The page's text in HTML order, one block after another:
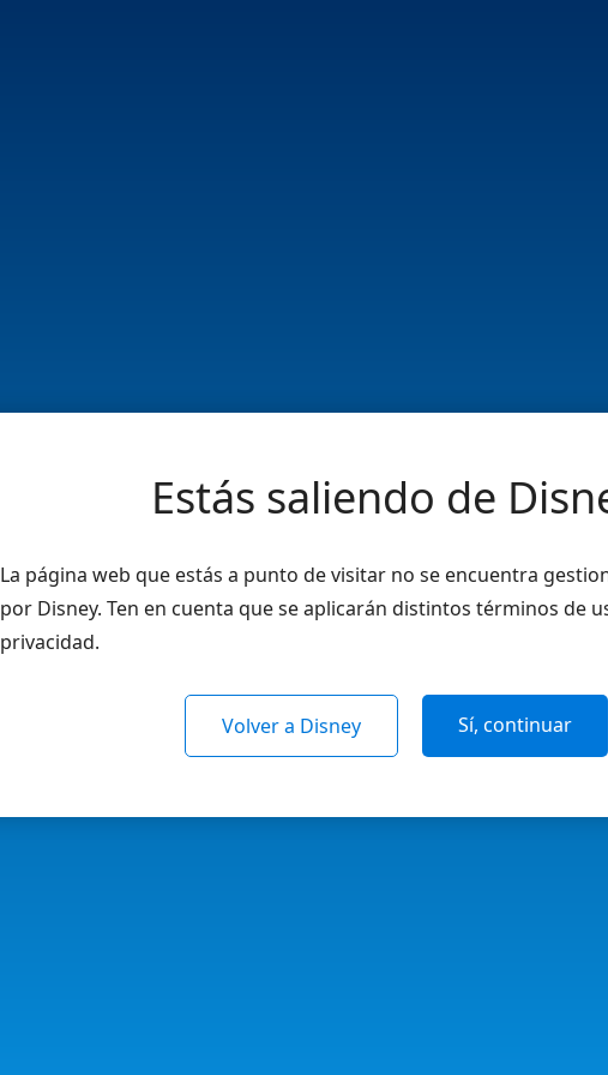
Estás saliendo de
La página web que estás a punto de visitar no se encuentra
por Disney. Ten en cuenta que se aplicarán distintos términos de
privacidad.
Volver a Disney Sí, continuar